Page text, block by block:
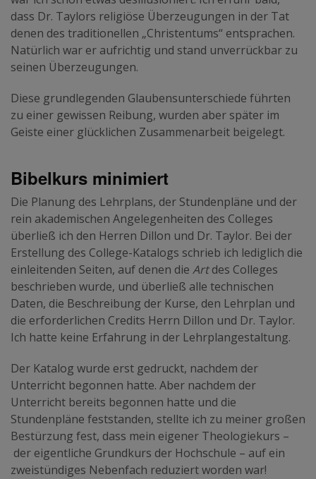
dass Dr. Taylors religiöse Überzeugungen in der Tat
denen des traditionellen „Christentums“ entsprachen.
Natürlich war er aufrichtig und stand unverrückbar zu
seinen Überzeugungen.
Diese grundlegenden Glaubensunterschiede führten
zu einer gewissen Reibung, wurden aber später im
Geiste einer glücklichen Zusammenarbeit beigelegt.
Bibelkurs minimiert
Die Planung des Lehrplans, der Stundenpläne und der
rein akademischen Angelegenheiten des Colleges
überließ ich den Herren Dillon und Dr. Taylor. Bei der
Erstellung des College-Katalogs schrieb ich lediglich die
einleitenden Seiten, auf denen die Artdes Colleges
beschrieben wurde, und überließ alle technischen
Daten, die Beschreibung der Kurse, den Lehrplan und
die erforderlichen Credits Herrn Dillon und Dr. Taylor.
Ich hatte keine Erfahrung in der Lehrplangestaltung.
Der Katalog wurde erst gedruckt, nachdem der
Unterricht begonnen hatte. Aber nachdem der
Unterricht bereits begonnen hatte und die
Stundenpläne feststanden, stellte ich zu meiner großen
Bestürzung fest, dass mein eigener Theologiekurs –
der eigentliche Grundkurs der Hochschule – auf ein
zweistündiges Nebenfach reduziert worden war!